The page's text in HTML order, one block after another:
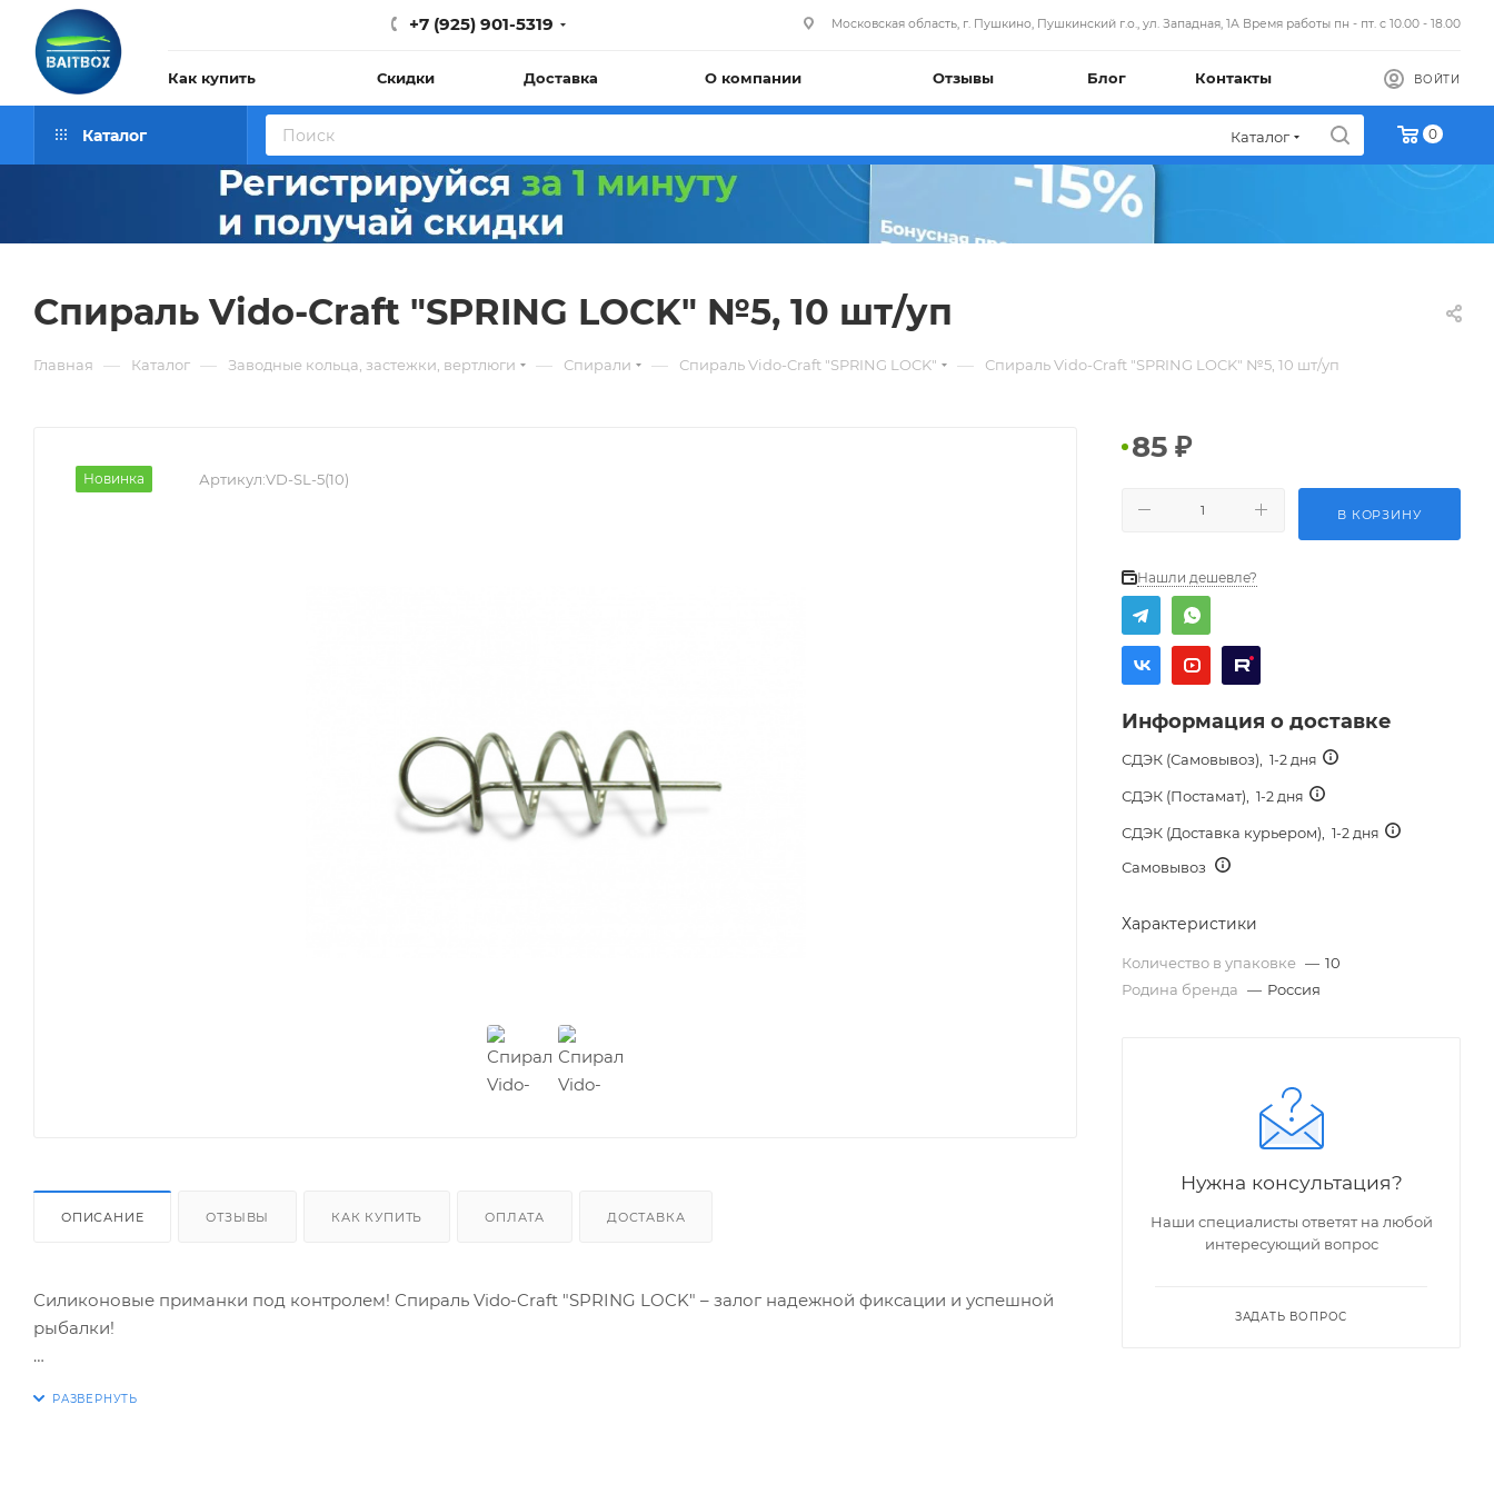
+7 (925) 901-5319 Московская область, г. Пушкино, Пушкинский г.о., ул. Западная, 1А Время работы пн - пт. с 10.00 - 18.00
Как купить Скидки Доставка О компании Отзывы Блог Контакты ВОЙТИ
Каталог Каталог 0
Спираль Vido-Craft "SPRING LOCK" №5, 10 шт/уп
Главная — Каталог — Заводные кольца, застежки, вертлюги — Спирали — Спираль Vido-Craft "SPRING LOCK" — Спираль Vido-Craft "SPRING LOCK" №5, 10 шт/уп
Новинка Артикул:VD-SL-5(10)
ОПИСАНИЕ ОТЗЫВЫ КАК КУПИТЬ ОПЛАТА ДОСТАВКА
Силиконовые приманки под контролем! Спираль Vido-Craft "SPRING LOCK" – залог надежной фиксации и успешной
рыбалки!
85 ₽
В КОРЗИНУ
Нашли дешевле?
Информация о доставке
СДЭК (Самовывоз), 1-2 дня
СДЭК (Постамат), 1-2 дня
СДЭК (Доставка курьером), 1-2 дня
Самовывоз
Характеристики
Количество в упаковке — 10
Родина бренда — Россия
Нужна консультация?
Наши специалисты ответят на любой
интересующий вопрос
ЗАДАТЬ ВОПРОС